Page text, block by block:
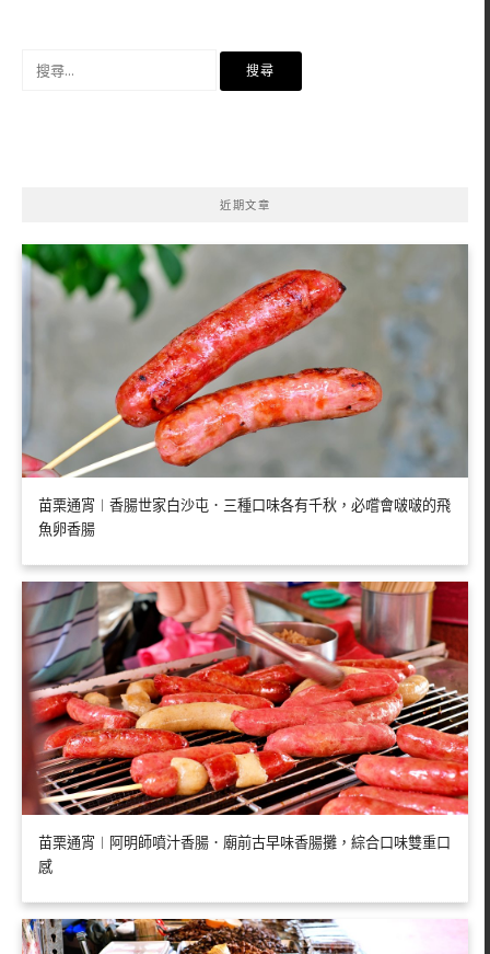
近期文章
苗栗通宵︱香腸世家白沙屯．三種口味各有千秋，必嚐會啵啵的飛
魚卵香腸
苗栗通宵︱阿明師噴汁香腸．廟前古早味香腸攤，綜合口味雙重口
感